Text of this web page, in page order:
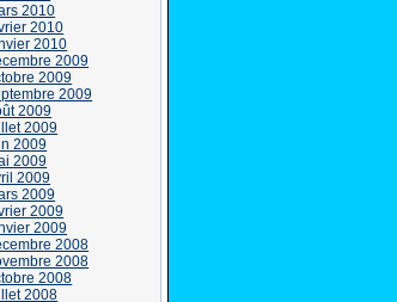
2010
2010
2010
2009
2009
2009
2009
2009
2009
2009
2009
2009
2009
2009
2008
2008
2008
2008